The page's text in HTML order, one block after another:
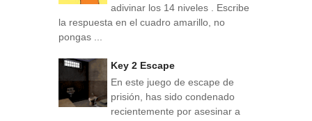
adivinar los 14 niveles . Escribe
la respuesta en el cuadro amarillo, no
pongas ...
Key 2 Escape
En este juego de escape de
prisión, has sido condenado
recientemente por asesinar a